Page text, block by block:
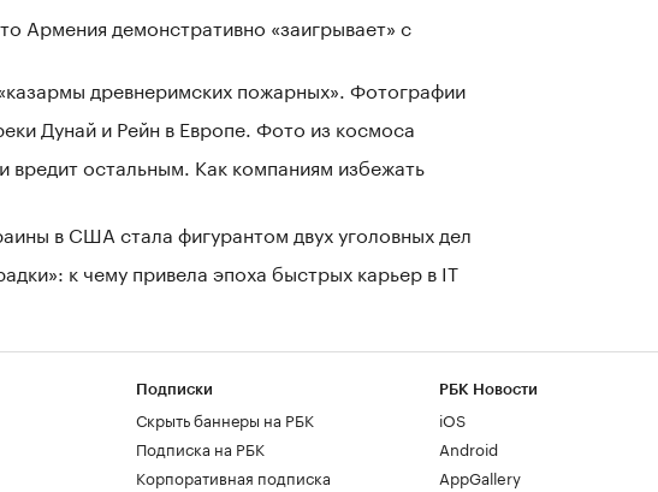
Армения демонстративно «заигрывает» с
древнеримских пожарных». Фотографии
Дунай и Рейн в Европе. Фото из космоса
остальным. Как компаниям избежать
в США стала фигурантом двух уголовных дел
к чему привела эпоха быстрых карьер в IT
Подписки
Скрыть баннеры на РБК
Подписка на РБК
Корпоративная подписка
РБК Новости
iOS
Android
AppGallery